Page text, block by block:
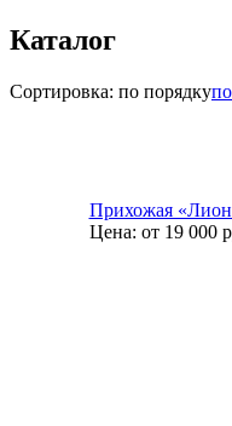
Каталог
Сортировка: по порядку
Прихожая
Цена: от 19 000